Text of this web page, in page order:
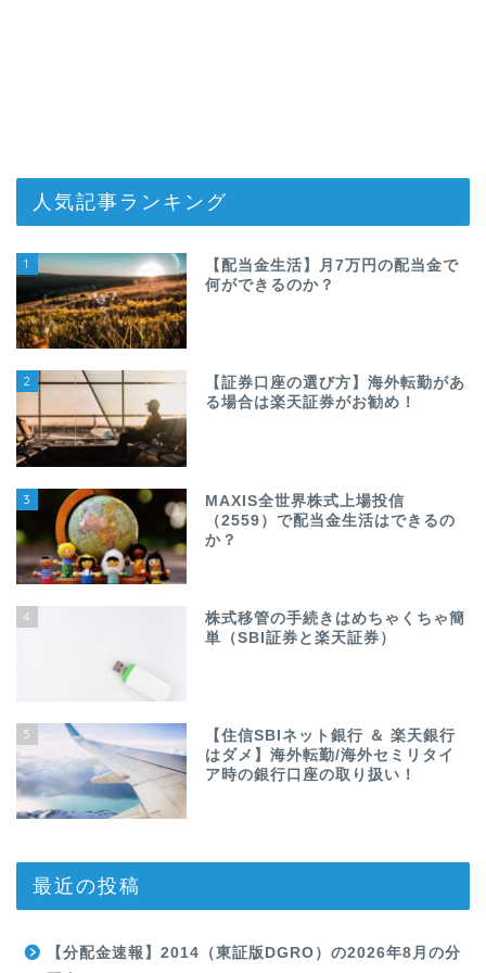
人気記事ランキング
1
【配当金生活】月7万円の配当金で
何ができるのか？
2
【証券口座の選び方】海外転勤があ
る場合は楽天証券がお勧め！
3
MAXIS全世界株式上場投信
（2559）で配当金生活はできるの
か？
4
株式移管の手続きはめちゃくちゃ簡
単（SBI証券と楽天証券）
5
【住信SBIネット銀行 ＆ 楽天銀行
はダメ】海外転勤/海外セミリタイ
ア時の銀行口座の取り扱い！
最近の投稿
【分配金速報】2014（東証版DGRO）の2026年8月の分